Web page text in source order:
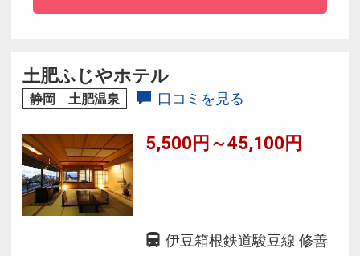
す。
土肥ふじやホテル
静岡 土肥温泉 口コミを見る
5,500円～45,100円
伊豆箱根鉄道駿豆線 修善